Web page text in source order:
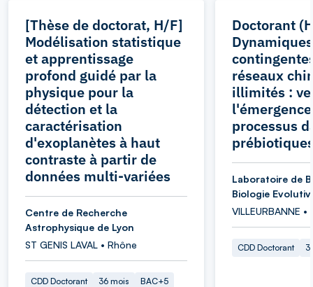
[Thèse de doctorat, H/F]
Modélisation statistique
et apprentissage
profond guidé par la
physique pour la
détection et la
caractérisation
d'exoplanètes à haut
contraste à partir de
données multi-variées
Centre de Recherche
Astrophysique de Lyon
ST GENIS LAVAL • Rhône
CDD Doctorant 36 mois BAC+5
Doctorant
Dynamiques
réseaux
illimités :
processus
Laboratoire de
Biologie
VILLEURBANNE •
CDD Doctorant